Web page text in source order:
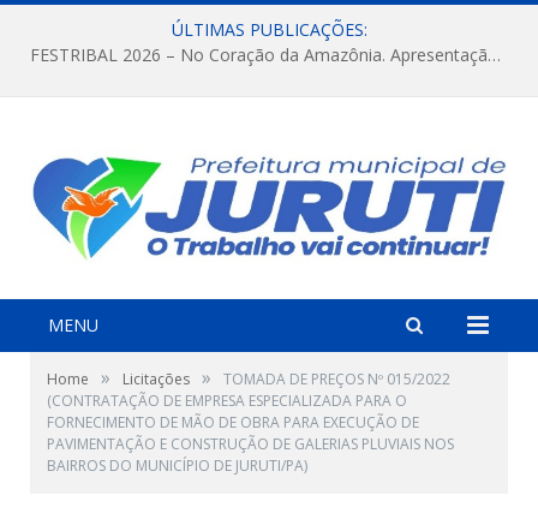
ÚLTIMAS PUBLICAÇÕES:
FESTRIBAL 2026 – No Coração da Amazônia. Apresentação da Munduruku.
MENU
Home » Licitações »
TOMADA DE PREÇOS Nº 015/2022
(CONTRATAÇÃO DE EMPRESA ESPECIALIZADA PARA O
FORNECIMENTO DE MÃO DE OBRA PARA EXECUÇÃO DE
PAVIMENTAÇÃO E CONSTRUÇÃO DE GALERIAS PLUVIAIS NOS
BAIRROS DO MUNICÍPIO DE JURUTI/PA)